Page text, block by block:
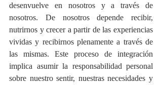
desenvuelve en nosotros y a través de
nosotros. De nosotros depende recibir,
nutrirnos y crecer a partir de las experiencias
vividas y recibirnos plenamente a través de
las mismas. Este proceso de integración
implica asumir la responsabilidad personal
sobre nuestro sentir, nuestras necesidades y